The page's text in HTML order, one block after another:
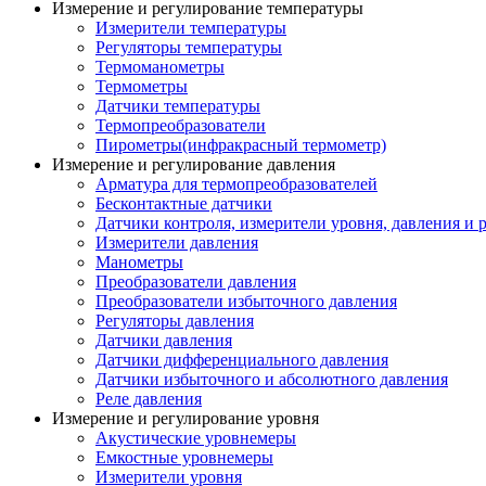
Измерение и регулирование температуры
Измерители температуры
Регуляторы температуры
Термоманометры
Термометры
Датчики температуры
Термопреобразователи
Пирометры(инфракрасный термометр)
Измерение и регулирование давления
Арматура для термопреобразователей
Бесконтактные датчики
Датчики контроля, измерители уровня, давления и
Измерители давления
Манометры
Преобразователи давления
Преобразователи избыточного давления
Регуляторы давления
Датчики давления
Датчики дифференциального давления
Датчики избыточного и абсолютного давления
Реле давления
Измерение и регулирование уровня
Акустические уровнемеры
Емкостные уровнемеры
Измерители уровня